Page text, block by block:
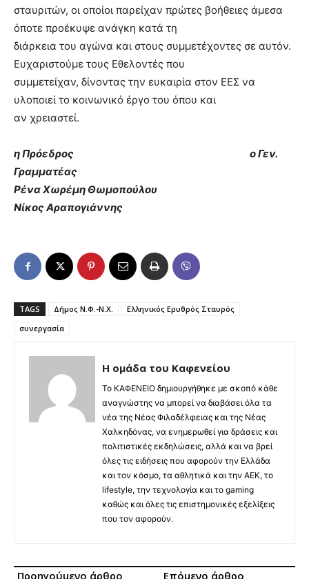
σταυριτών, οι οποίοι παρείχαν πρώτες βοήθειες άμεσα
όποτε προέκυψε ανάγκη κατά τη
διάρκεια του αγώνα και στους συμμετέχοντες σε αυτόν.
Ευχαριστούμε τους Εθελοντές που
συμμετείχαν, δίνοντας την ευκαιρία στον ΕΕΣ να
υλοποιεί το κοινωνικό έργο του όπου και
αν χρειαστεί.
η Πρόεδρος ο Γεν.
Γραμματέας
Ρένα Χωρέμη Θωμοπούλου
Νίκος Αραπογιάννης
TAGS Δήμος Ν.Φ.-Ν.Χ.
Ελληνικός Ερυθρός Σταυρός
συνεργασία
Η ομάδα του Καφενείου
Το ΚΑΦΕΝΕΙΟ δημιουργήθηκε με σκοπό κάθε
αναγνώστης να μπορεί να διαβάσει όλα τα
νέα της Νέας Φιλαδέλφειας και της Νέας
Χαλκηδόνας, να ενημερωθεί για δράσεις και
πολιτιστικές εκδηλώσεις, αλλά και να βρεί
όλες τις ειδήσεις που αφορούν την Ελλάδα
και τον κόσμο, τα αθλητικά και την ΑΕΚ, το
lifestyle, την τεχνολογία και το gaming
καθώς και όλες τις επιστημονικές εξελίξεις
που τον αφορούν.
Προηγούμενο άρθρο Επόμενο άρθρο